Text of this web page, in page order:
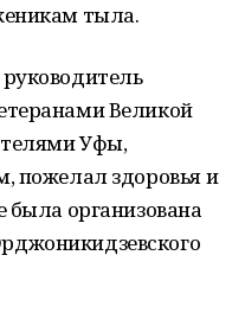
тыла.
Великой
Уфы,
пожелал здоровья и
была организована